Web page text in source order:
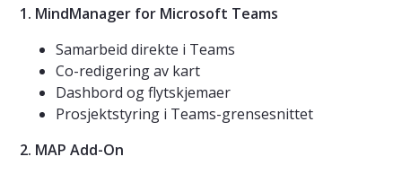
1. MindManager for Microsoft Teams
Samarbeid direkte i Teams
Co-redigering av kart
Dashbord og flytskjemaer
Prosjektstyring i Teams-grensesnittet
2. MAP Add-On